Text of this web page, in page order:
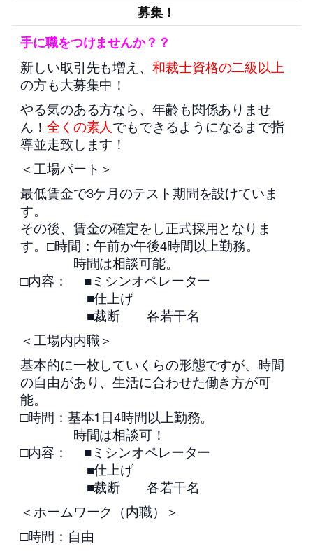
募集！
手に職をつけませんか？？
新しい取引先も増え、 和裁士資格の二級以上
の方も大募集中！
やる気のある方なら、年齢も関係ありませ
ん！ 全くの素人でもできるようになるまで指
導並走致します！
＜工場パート＞
最低賃金で3ケ月のテスト期間を設けていま
す。
その後、賃金の確定をし正式採用となりま
す。□時間：午前か午後4時間以上勤務。
時間は相談可能。
□内容： ■ミシンオペレーター
■仕上げ
■裁断 各若干名
＜工場内内職＞
基本的に一枚していくらの形態ですが、時間
の自由があり、生活に合わせた働き方が可
能。
□時間：基本1日4時間以上勤務。
時間は相談可！
□内容： ■ミシンオペレーター
■仕上げ
■裁断 各若干名
＜ホームワーク（内職）＞
□時間：自由